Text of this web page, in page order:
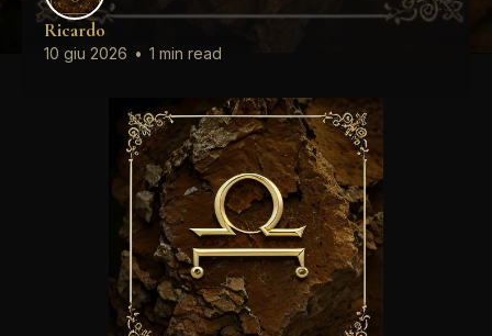
Ricardo
10 giu 2026 • 1 min read